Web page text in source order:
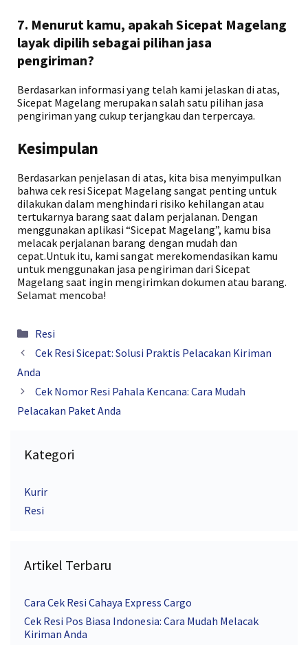
7. Menurut kamu, apakah Sicepat Magelang
layak dipilih sebagai pilihan jasa
pengiriman?
Berdasarkan informasi yang telah kami jelaskan di atas,
Sicepat Magelang merupakan salah satu pilihan jasa
pengiriman yang cukup terjangkau dan terpercaya.
Kesimpulan
Berdasarkan penjelasan di atas, kita bisa menyimpulkan
bahwa cek resi Sicepat Magelang sangat penting untuk
dilakukan dalam menghindari risiko kehilangan atau
tertukarnya barang saat dalam perjalanan. Dengan
menggunakan aplikasi “Sicepat Magelang”, kamu bisa
melacak perjalanan barang dengan mudah dan
cepat.Untuk itu, kami sangat merekomendasikan kamu
untuk menggunakan jasa pengiriman dari Sicepat
Magelang saat ingin mengirimkan dokumen atau barang.
Selamat mencoba!
Kategori
Resi
Cek Resi Sicepat: Solusi Praktis Pelacakan Kiriman
Anda
Cek Nomor Resi Pahala Kencana: Cara Mudah
Pelacakan Paket Anda
Kategori
Kurir
Resi
Artikel Terbaru
Cara Cek Resi Cahaya Express Cargo
Cek Resi Pos Biasa Indonesia: Cara Mudah Melacak
Kiriman Anda